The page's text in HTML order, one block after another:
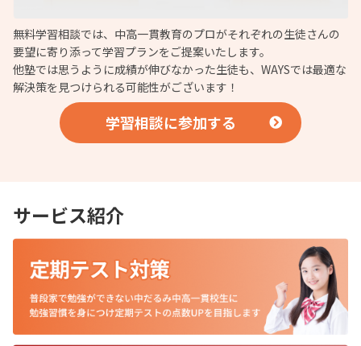
無料学習相談では、中高一貫教育のプロがそれぞれの生徒さんの
要望に寄り添って学習プランをご提案いたします。
他塾では思うように成績が伸びなかった生徒も、WAYSでは最適な
解決策を見つけられる可能性がございます！
学習相談に参加する
サービス紹介